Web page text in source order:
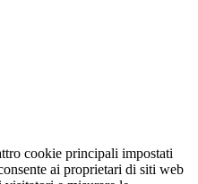
cookie principali impostati
ai proprietari di siti web